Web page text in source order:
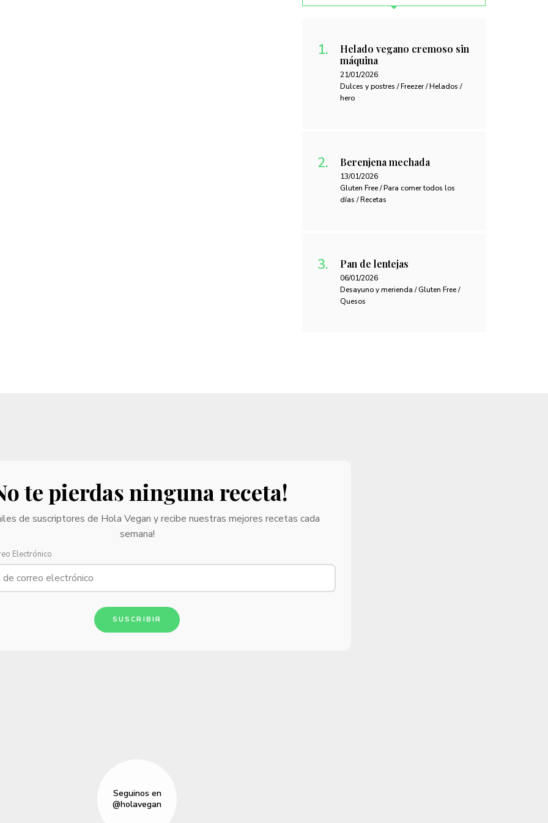
Helado vegano cremoso sin
máquina
21/01/2026
Dulces y postres / Freezer / Helados /
hero
Berenjena mechada
13/01/2026
Gluten Free / Para comer todos los
días / Recetas
Pan de lentejas
06/01/2026
Desayuno y merienda / Gluten Free /
Quesos
te pierdas ninguna receta!
de suscriptores de Hola Vegan y recibe nuestras mejores recetas cada
semana!
Electrónico
SUSCRIBIR
Seguinos en
@holavegan